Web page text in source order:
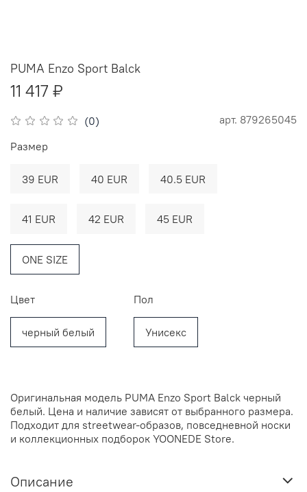
(0) арт. 879265045
PUMA Enzo Sport Balck
11 417 ₽
Размер
39 EUR 40 EUR 40.5 EUR
41 EUR 42 EUR 45 EUR
ONE SIZE
Цвет
черный белый
Пол
Унисекс
Оригинальная модель PUMA Enzo Sport Balck черный
белый. Цена и наличие зависят от выбранного размера.
Подходит для streetwear-образов, повседневной носки
и коллекционных подборок YOONEDE Store.
Описание